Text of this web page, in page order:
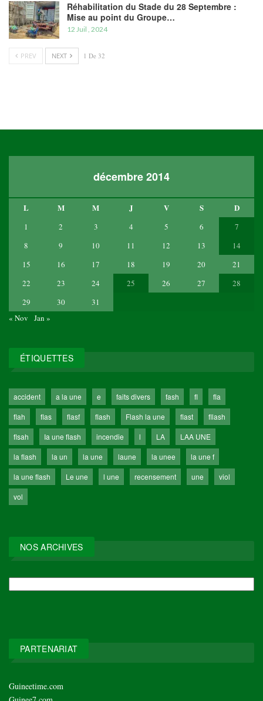
Réhabilitation du Stade du 28 Septembre :
Mise au point du Groupe…
12 Juil , 2024
PREV NEXT 1 De 32
décembre 2014
L M M J V S D
1 2 3 4 5 6
7
8
9 10 11 12 13
14
15
16 17 18 19 20
21
22
23 24 25 26 27
28
29
30
31
« Nov
Jan »
ÉTIQUETTES
accident a la une e faits divers fash fl
fla
flah
flas flasf flash Flash la une flast
fllash
flsah
Ia une flash incendie l LA
LAA UNE
la flash
la un la une laune la unee
la une f
la une flash
Le une l une recensement une
viol
vol
NOS ARCHIVES
PARTENARIAT
Guineetime.com